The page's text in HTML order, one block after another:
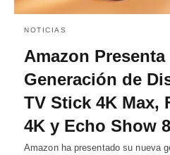
NOTICIAS
Amazon Presenta
Generación de
TV Stick 4K Max,
4K y Echo Show
Amazon ha presentado su nueva